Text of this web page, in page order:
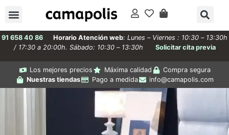
91 658 40 86 Horario Atención web: Lunes – Viernes : 10:30 – 13:30h
/ 17:30 a 20:00h. Sábado: 10:30 – 13:30h
Solicitar cita previa
Los mejores precios Máxima calidad
Compra segura
Nuestras tiendas
Pago a medida info@camapolis.com